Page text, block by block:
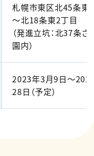
札幌市東区北45条東
～北18条東2丁目
（発進立坑：北37条さ
園内）
2023年3月9日～
28日（予定）